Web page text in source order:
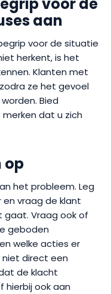
aan
voor de situatie
herkent, is het
Klanten met
ze het gevoel
Bied
dat u zich
op
het probleem. Leg
en vraag de klant
gaat. Vraag ook of
geboden
welke acties er
niet direct een
de klacht
hierbij ook aan